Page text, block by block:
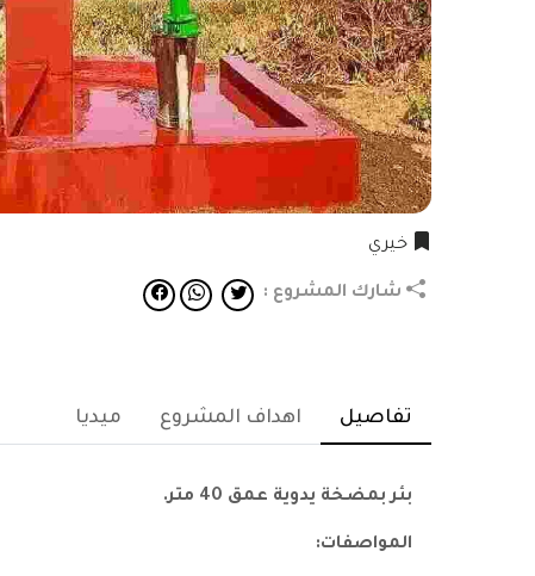
خيري
شارك المشروع :
تفاصيل اهداف المشروع ميديا
بئر بمضخة يدوية عمق 40 متر.
المواصفات: